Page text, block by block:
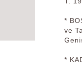
*
ve
*